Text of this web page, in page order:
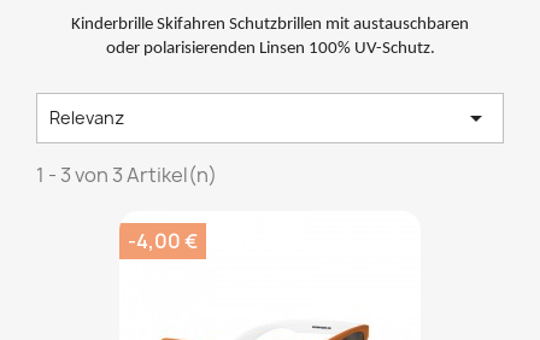
Kinderbrille Skifahren Schutzbrillen mit austauschbaren
oder polarisierenden Linsen 100% UV-Schutz.
Relevanz 
1 - 3 von 3 Artikel(n)
-4,00 €